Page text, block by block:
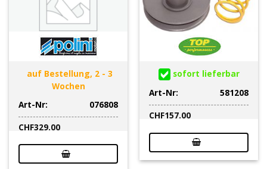
auf Bestellung, 2 - 3
Wochen
Art-Nr:
076808
CHF329.00
sofort lieferbar
Art-Nr:
581208
CHF157.00